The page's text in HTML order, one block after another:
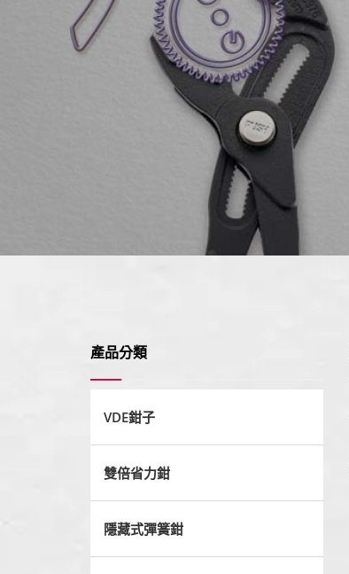
產品分類
VDE鉗子
雙倍省力鉗
隱藏式彈簧鉗